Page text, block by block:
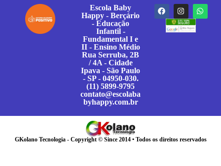
Escola Baby
Happy - Berçário
- Educação
Infantil -
Fundamental I e
II - Ensino Médio
Rua Serruba, 2B
/ 4A - Cidade
Ipava - São Paulo
- SP - 04950-030.
(11) 5899-9795
contato@escolaba
byhappy.com.br
GKolano Tecnologia - Copyright © Since 2014 • Todos os direitos reservados